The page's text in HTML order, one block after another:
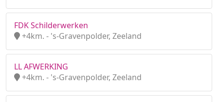
FDK Schilderwerken
+4km. - 's-Gravenpolder, Zeeland
LL AFWERKING
+4km. - 's-Gravenpolder, Zeeland